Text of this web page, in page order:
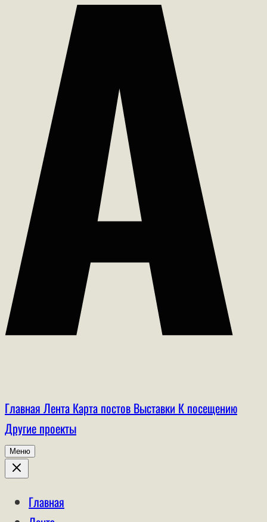
Главная Лента Карта постов Выставки К посещению
Другие проекты
Меню
Главная